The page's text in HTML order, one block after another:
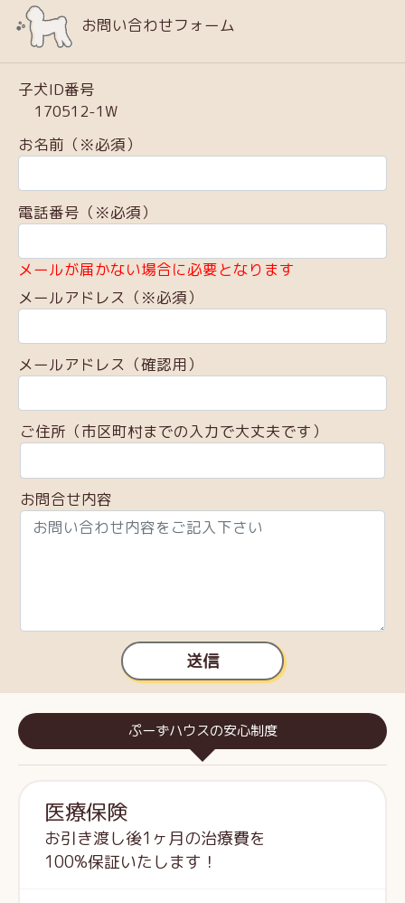
お問い合わせフォーム
子犬ID番号
170512-1W
お名前（※必須）
電話番号（※必須）
メールが届かない場合に必要となります
メールアドレス（※必須）
メールアドレス（確認用）
ご住所（市区町村までの入力で大丈夫です）
お問合せ内容
送信
ぷーずハウスの安心制度
医療保険
お引き渡し後1ヶ月の治療費を
100%保証いたします！